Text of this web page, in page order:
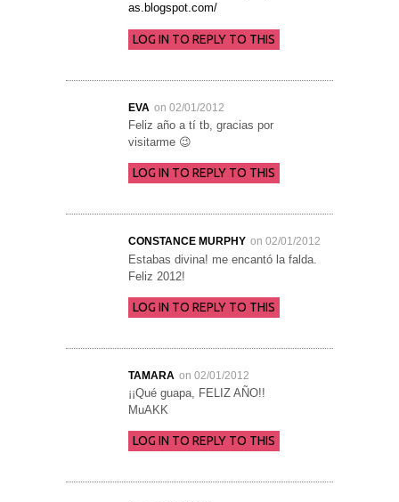
as.blogspot.com/
LOG IN TO REPLY TO THIS
EVA on 02/01/2012
Feliz año a tí tb, gracias por
visitarme 😉
LOG IN TO REPLY TO THIS
CONSTANCE MURPHY on 02/01/2012
Estabas divina! me encantó la falda.
Feliz 2012!
LOG IN TO REPLY TO THIS
TAMARA on 02/01/2012
¡¡Qué guapa, FELIZ AÑO!!
MuAKK
LOG IN TO REPLY TO THIS